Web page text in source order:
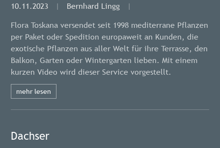
10.11.2023 | Bernhard Lingg |
Flora Toskana versendet seit 1998 mediterrane Pflanzen
per Paket oder Spedition europaweit an Kunden, die
exotische Pflanzen aus aller Welt für ihre Terrasse, den
Balkon, Garten oder Wintergarten lieben. Mit einem
kurzen Video wird dieser Service vorgestellt.
mehr lesen
Dachser